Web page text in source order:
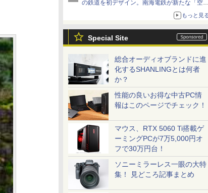
の鉄道を初デザイン。南海電鉄が新たな「空港
もっと見
Special Site
総合オーディオブランドに進
化するSHANLINGとは何者
か？
性能の良いお得な中古PC情
報はこのページでチェック！
マウス、RTX 5060 Ti搭載ゲ
ーミングPCが7万5,000円オ
フで30万円台！
ソニーミラーレス一眼の大特
集！ 見どころ記事まとめ